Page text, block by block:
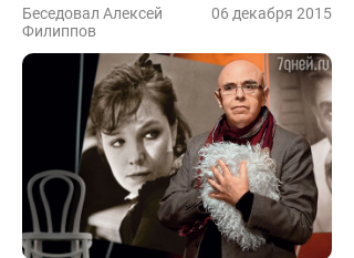
Беседовал Алексей
Филиппов
06 декабря 2015